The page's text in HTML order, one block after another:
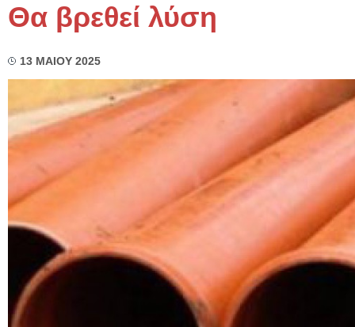
Θα βρεθεί λύση
13 ΜΑΙΟΥ 2025